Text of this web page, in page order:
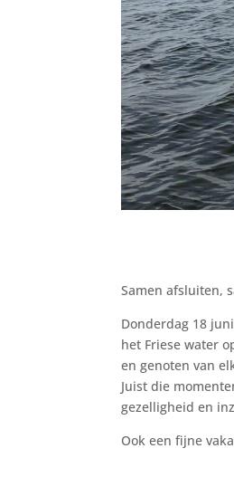
Samen afsluiten,
Donderdag 18
het Friese water
en genoten van
Juist die
gezelligheid en
Ook een fijne